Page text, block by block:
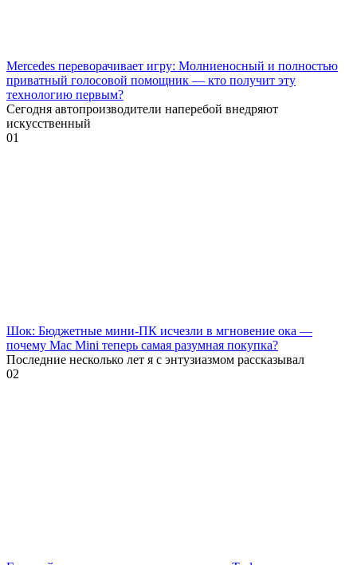
Mercedes переворачивает игру: Молниеносный и полностью
приватный голосовой помощник — кто получит эту
технологию первым?
Сегодня автопроизводители наперебой внедряют
искусственный
01
Шок: Бюджетные мини-ПК исчезли в мгновение ока —
почему Mac Mini теперь самая разумная покупка?
Последние несколько лет я с энтузиазмом рассказывал
02